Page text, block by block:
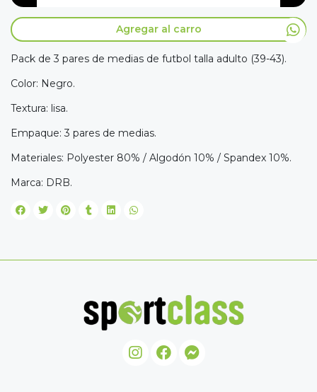
Agregar al carro
Pack de 3 pares de medias de futbol talla adulto (39-43).
Color: Negro.
Textura: lisa.
Empaque: 3 pares de medias.
Materiales: Polyester 80% / Algodón 10% / Spandex 10%.
Marca: DRB.